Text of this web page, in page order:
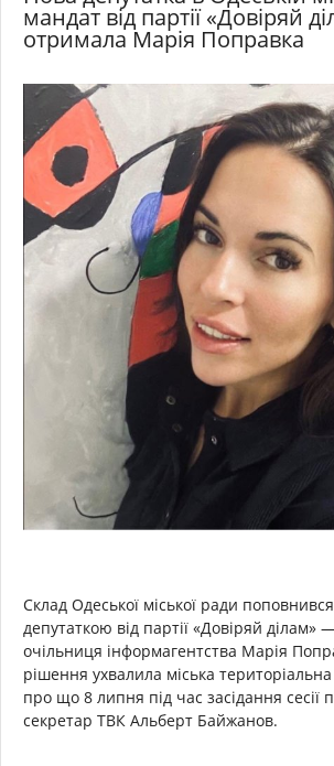
мандат від партії «Довіряй
отримала Марія Поправка
Склад Одеської міської ради
депутаткою від партії «Довіряй ділам»
очільниця інформагентства Марія
рішення ухвалила міська
про що 8 липня під час засідання сесії
секретар ТВК Альберт Байжанов.